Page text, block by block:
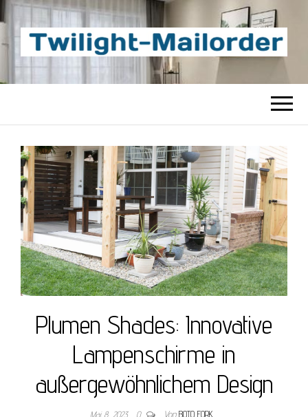
TWILIGHT-
MAILORDER
Beste Content-Sharing-Site
Plumen Shades: Innovative
Lampenschirme in
außergewöhnlichem Design
Mai 8, 2023 0 Von BOTO FORK